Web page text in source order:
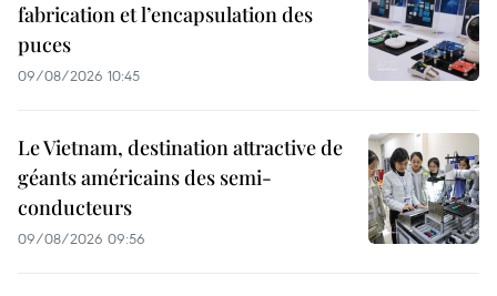
fabrication et l’encapsulation des
puces
09/08/2026 10:45
Le Vietnam, destination attractive de
géants américains des semi-
conducteurs
09/08/2026 09:56